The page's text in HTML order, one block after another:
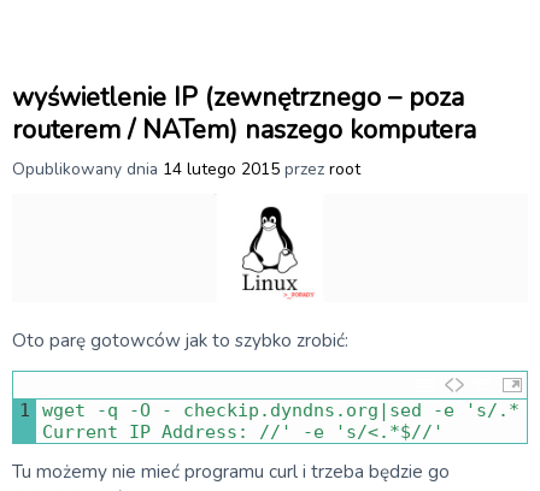
wyświetlenie IP (zewnętrznego – poza
routerem / NATem) naszego komputera
Opublikowany dnia 14 lutego 2015 przez root
Oto parę gotowców jak to szybko zrobić:
1 wget -q -O - checkip . dyndns . org | sed -e
's/.*
Current IP Address: //'
-e 's/<.*$//'
Tu możemy nie mieć programu curl i trzeba będzie go